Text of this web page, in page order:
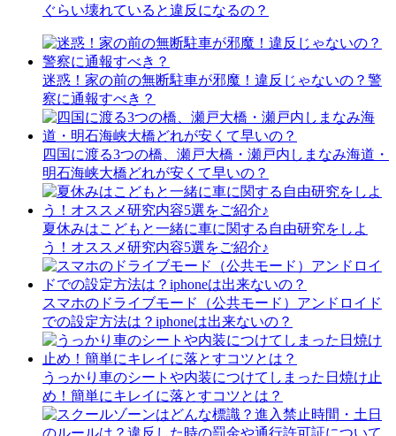
ぐらい壊れていると違反になるの？
迷惑！家の前の無断駐車が邪魔！違反じゃないの？警
察に通報すべき？
四国に渡る3つの橋、瀬戸大橋・瀬戸内しまなみ海道・
明石海峡大橋どれが安くて早いの？
夏休みはこどもと一緒に車に関する自由研究をしよ
う！オススメ研究内容5選をご紹介♪
スマホのドライブモード（公共モード）アンドロイド
での設定方法は？iphoneは出来ないの？
うっかり車のシートや内装につけてしまった日焼け止
め！簡単にキレイに落とすコツとは？